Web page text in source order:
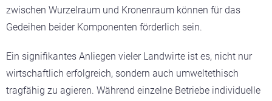
zwischen Wurzelraum und Kronenraum können für das
Gedeihen beider Komponenten förderlich sein.
Ein signifikantes Anliegen vieler Landwirte ist es, nicht nur
wirtschaftlich erfolgreich, sondern auch umweltethisch
tragfähig zu agieren. Während einzelne Betriebe individuelle